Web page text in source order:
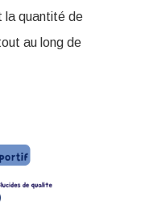
la quantité de
au long de